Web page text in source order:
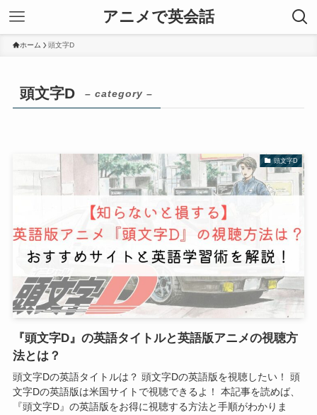
アニメで英会話
ホーム 頭文字D
頭文字D – category –
頭文字D
『頭文字D』の英語タイトルと英語版アニメの視聴方
法とは？
頭文字Dの英語タイトルは？ 頭文字Dの英語版を視聴したい！ 頭
文字Dの英語版は米国サイトで視聴できるよ！ 本記事を読めば、
『頭文字D』の英語版をお得に視聴する方法と手順がわかりま